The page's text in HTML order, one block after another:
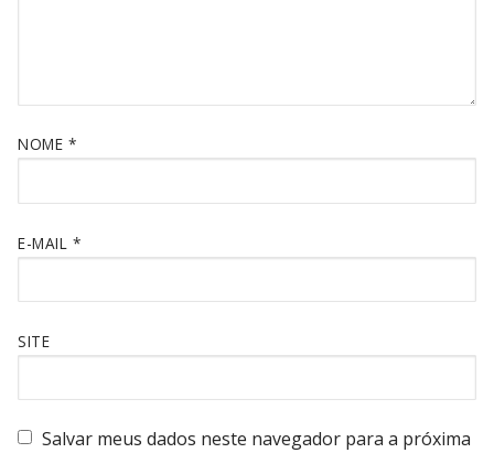
NOME *
E-MAIL *
SITE
Salvar meus dados neste navegador para a próxima